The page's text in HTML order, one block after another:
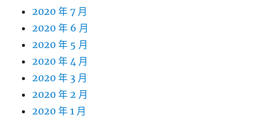
2020 年 7 月
2020 年 6 月
2020 年 5 月
2020 年 4 月
2020 年 3 月
2020 年 2 月
2020 年 1 月